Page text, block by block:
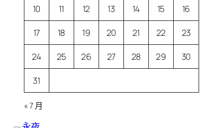
10 11 12 13 14 15 16
17 18 19 20 21 22 23
24 25 26 27 28 29 30
31
« 7 月